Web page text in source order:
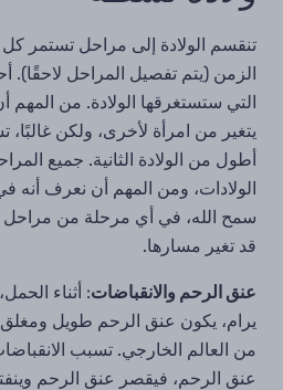
تنقسم الولادة إلى مراحل تستمر كل
الزمن (يتم تفصيل المراحل لاحقًا).
التي ستستغرقها الولادة. من
يتغير من امرأة لأخرى، ولكن غالبًا،
أطول من الولادة الثانية. جميع
الولادات، ومن المهم أن نعرف
سمح الله، في أي مرحلة من مراحل
قد تغير مسارها.
عنق الرحم والانقباضات: أثناء
يرام، يكون عنق الرحم طويل
من العالم الخارجي. تسبب
عنق الرحم، فيقصر عنق الرحم